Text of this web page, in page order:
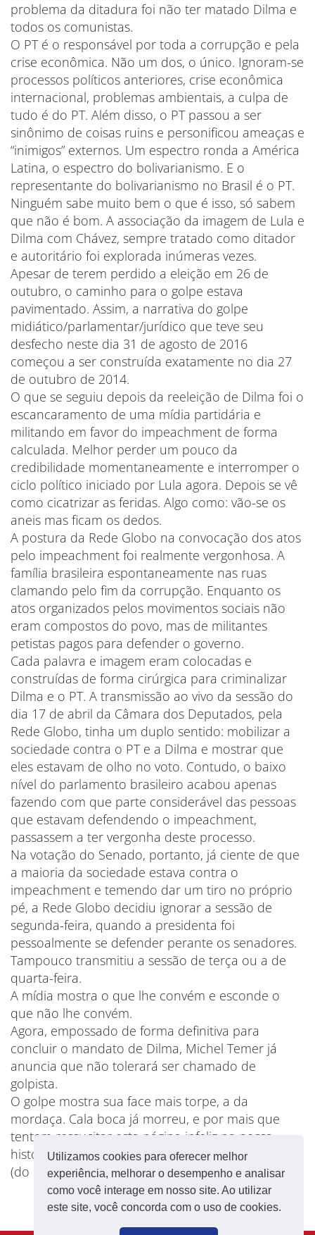
Utilizamos cookies para oferecer melhor
experiência, melhorar o desempenho e analisar
como você interage em nosso site. Ao utilizar
este site, você concorda com o uso de cookies.
problema da ditadura foi não ter matado Dilma e
todos os comunistas.
O PT é o responsável por toda a corrupção e pela
crise econômica. Não um dos, o único. Ignoram-se
processos políticos anteriores, crise econômica
internacional, problemas ambientais, a culpa de
tudo é do PT. Além disso, o PT passou a ser
sinônimo de coisas ruins e personificou ameaças e
“inimigos” externos. Um espectro ronda a América
Latina, o espectro do bolivarianismo. E o
representante do bolivarianismo no Brasil é o PT.
Ninguém sabe muito bem o que é isso, só sabem
que não é bom. A associação da imagem de Lula e
Dilma com Chávez, sempre tratado como ditador
e autoritário foi explorada inúmeras vezes.
Apesar de terem perdido a eleição em 26 de
outubro, o caminho para o golpe estava
pavimentado. Assim, a narrativa do golpe
midiático/parlamentar/jurídico que teve seu
desfecho neste dia 31 de agosto de 2016
começou a ser construída exatamente no dia 27
de outubro de 2014.
O que se seguiu depois da reeleição de Dilma foi o
escancaramento de uma mídia partidária e
militando em favor do impeachment de forma
calculada. Melhor perder um pouco da
credibilidade momentaneamente e interromper o
ciclo político iniciado por Lula agora. Depois se vê
como cicatrizar as feridas. Algo como: vão-se os
aneis mas ficam os dedos.
A postura da Rede Globo na convocação dos atos
pelo impeachment foi realmente vergonhosa. A
família brasileira espontaneamente nas ruas
clamando pelo fim da corrupção. Enquanto os
atos organizados pelos movimentos sociais não
eram compostos do povo, mas de militantes
petistas pagos para defender o governo.
Cada palavra e imagem eram colocadas e
construídas de forma cirúrgica para criminalizar
Dilma e o PT. A transmissão ao vivo da sessão do
dia 17 de abril da Câmara dos Deputados, pela
Rede Globo, tinha um duplo sentido: mobilizar a
sociedade contra o PT e a Dilma e mostrar que
eles estavam de olho no voto. Contudo, o baixo
nível do parlamento brasileiro acabou apenas
fazendo com que parte considerável das pessoas
que estavam defendendo o impeachment,
passassem a ter vergonha deste processo.
Na votação do Senado, portanto, já ciente de que
a maioria da sociedade estava contra o
impeachment e temendo dar um tiro no próprio
pé, a Rede Globo decidiu ignorar a sessão de
segunda-feira, quando a presidenta foi
pessoalmente se defender perante os senadores.
Tampouco transmitiu a sessão de terça ou a de
quarta-feira.
A mídia mostra o que lhe convém e esconde o
que não lhe convém.
Agora, empossado de forma definitiva para
concluir o mandato de Dilma, Michel Temer já
anuncia que não tolerará ser chamado de
golpista.
O golpe mostra sua face mais torpe, a da
mordaça. Cala boca já morreu, e por mais que
tentem ressucitar esta página infeliz na nossa
história haverá resistência.
(do
Barão de Itararé)